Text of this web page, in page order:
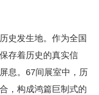
发生地。作为全国
存着历史的真实信
息。67间展室中，历
，构成鸿篇巨制式的